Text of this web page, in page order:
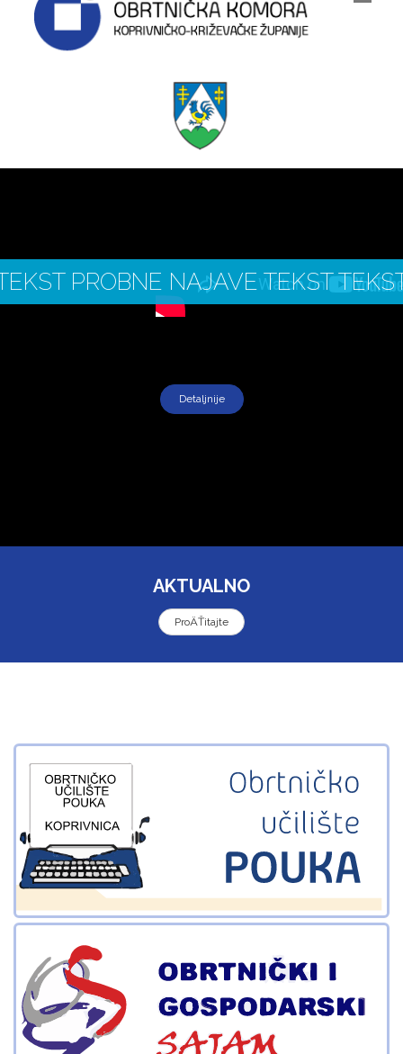
PROBNE NAJAVE TEKST
Detaljnije
AKTUALNO
ProÄŤitajte